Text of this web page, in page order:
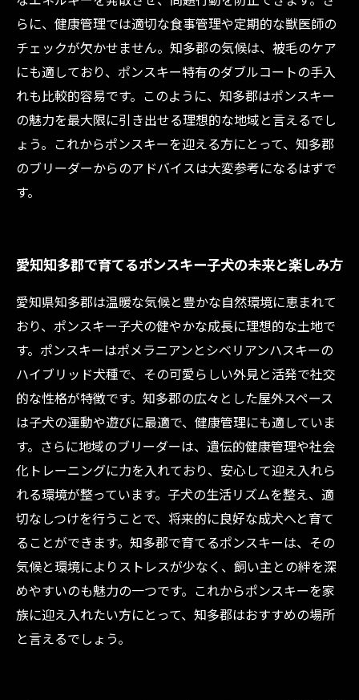
らに、健康管理では適切な食事管理や定期的な獣医師の
チェックが欠かせません。知多郡の気候は、被毛のケア
にも適しており、ポンスキー特有のダブルコートの手入
れも比較的容易です。このように、知多郡はポンスキー
の魅力を最大限に引き出せる理想的な地域と言えるでし
ょう。これからポンスキーを迎える方にとって、知多郡
のブリーダーからのアドバイスは大変参考になるはずで
す。
愛知知多郡で育てるポンスキー子犬の未来と楽しみ方
愛知県知多郡は温暖な気候と豊かな自然環境に恵まれて
おり、ポンスキー子犬の健やかな成長に理想的な土地で
す。ポンスキーはポメラニアンとシベリアンハスキーの
ハイブリッド犬種で、その可愛らしい外見と活発で社交
的な性格が特徴です。知多郡の広々とした屋外スペース
は子犬の運動や遊びに最適で、健康管理にも適していま
す。さらに地域のブリーダーは、遺伝的健康管理や社会
化トレーニングに力を入れており、安心して迎え入れら
れる環境が整っています。子犬の生活リズムを整え、適
切なしつけを行うことで、将来的に良好な成犬へと育て
ることができます。知多郡で育てるポンスキーは、その
気候と環境によりストレスが少なく、飼い主との絆を深
めやすいのも魅力の一つです。これからポンスキーを家
族に迎え入れたい方にとって、知多郡はおすすめの場所
と言えるでしょう。